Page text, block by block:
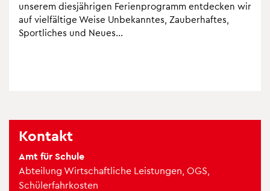
unse­rem dies­jäh­ri­gen Feri­en­pro­gramm ent­de­cken wir
auf viel­fäl­tige Weise Unbe­kann­tes, Zau­ber­haf­tes,
Sport­li­ches und Neues...
Kon­takt
Amt für Schule
Abtei­lung Wirt­schaft­li­che Leis­tun­gen, OGS,
Schü­ler­fahr­kos­ten